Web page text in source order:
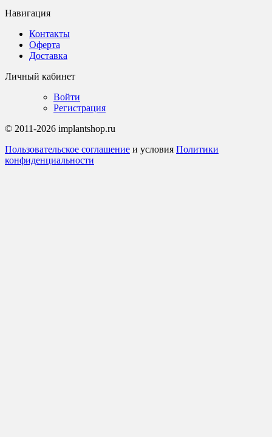
Навигация
Контакты
Оферта
Доставка
Личный кабинет
Войти
Регистрация
© 2011-2026 implantshop.ru
Пользовательское соглашение и условия Политики
конфиденциальности